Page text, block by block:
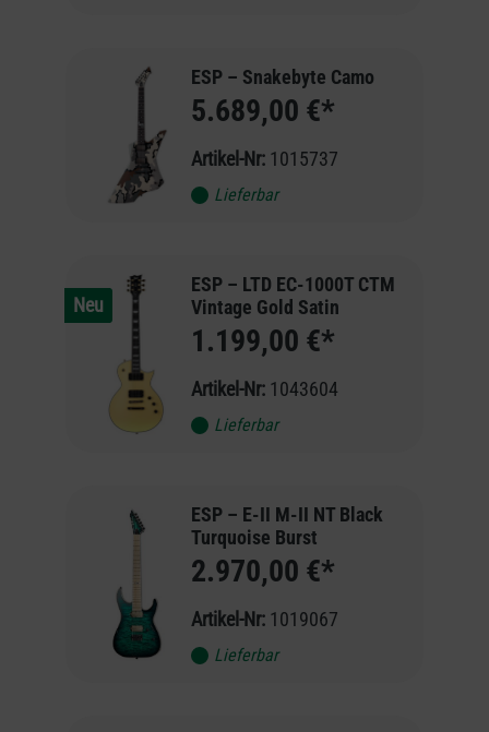
ESP – Snakebyte Camo
5.689,00 €*
Artikel-Nr: 1015737
Lieferbar
Neu
ESP – LTD EC-1000T CTM
Vintage Gold Satin
1.199,00 €*
Artikel-Nr: 1043604
Lieferbar
ESP – E-II M-II NT Black
Turquoise Burst
2.970,00 €*
Artikel-Nr: 1019067
Lieferbar